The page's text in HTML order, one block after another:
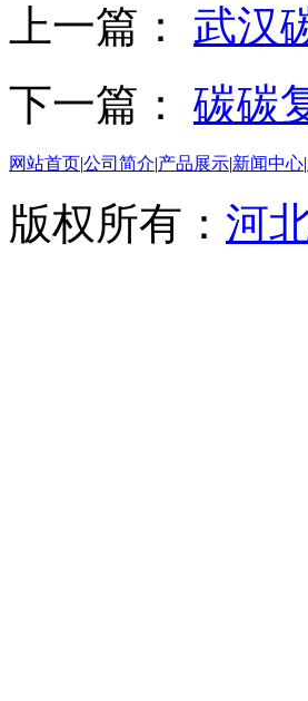
上一篇： 武汉
下一篇： 碳碳
网站首页|公司简介|产品展示|新闻中心|
版权所有： 河